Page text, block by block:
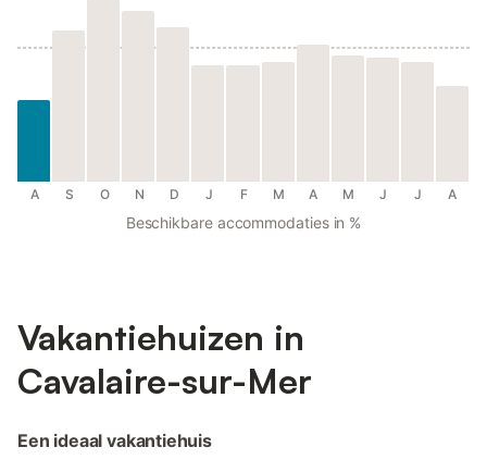
A S O N D J F M A M J J A
Beschikbare accommodaties in %
Vakantiehuizen in
Cavalaire-sur-Mer
Een ideaal vakantiehuis